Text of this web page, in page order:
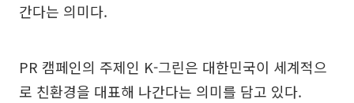
간다는 의미다.
PR 캠페인의 주제인 K-그린은 대한민국이 세계적으
로 친환경을 대표해 나간다는 의미를 담고 있다.